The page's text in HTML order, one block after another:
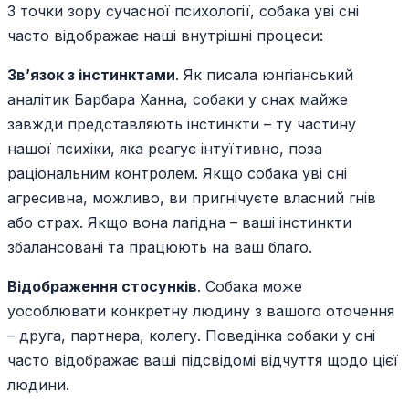
З точки зору сучасної психології, собака уві сні
часто відображає наші внутрішні процеси:
Зв’язок з інстинктами. Як писала юнгіанський
аналітик Барбара Ханна, собаки у снах майже
завжди представляють інстинкти – ту частину
нашої психіки, яка реагує інтуїтивно, поза
раціональним контролем. Якщо собака уві сні
агресивна, можливо, ви пригнічуєте власний гнів
або страх. Якщо вона лагідна – ваші інстинкти
збалансовані та працюють на ваш благо.
Відображення стосунків. Собака може
уособлювати конкретну людину з вашого оточення
– друга, партнера, колегу. Поведінка собаки у сні
часто відображає ваші підсвідомі відчуття щодо цієї
людини.